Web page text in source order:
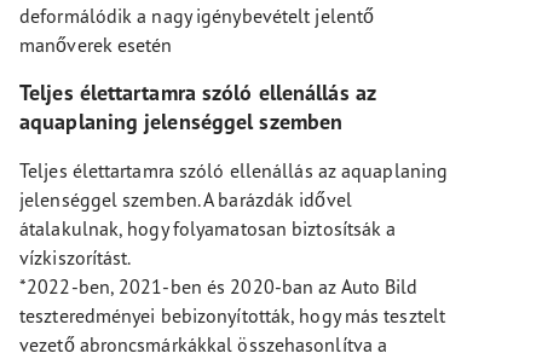
deformálódik a nagy igénybevételt jelentő
manőverek esetén
Teljes élettartamra szóló ellenállás az
aquaplaning jelenséggel szemben
Teljes élettartamra szóló ellenállás az aquaplaning
jelenséggel szemben. A barázdák idővel
átalakulnak, hogy folyamatosan biztosítsák a
vízkiszorítást.
*2022-ben, 2021-ben és 2020-ban az Auto Bild
teszteredményei bebizonyították, hogy más tesztelt
vezető abroncsmárkákkal összehasonlítva a